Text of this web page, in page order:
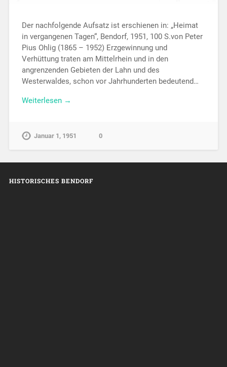
Der nachfolgende Aufsatz ist erschienen in: „Heimat
in vergangenen Tagen“, Bendorf, 1951, 100 S.von Peter
Pius Ohlig (1865 – 1952) Erzgewinnung und
Verhüttung traten am Mittelrhein und in den
angrenzenden Gebieten der Lahn und des
Westerwaldes, schon vor Jahrhunderten bedeutend…
Weiterlesen →
Januar 1, 1951 0
HISTORISCHES BENDORF